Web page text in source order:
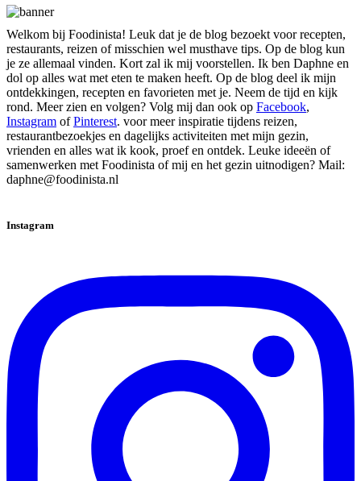
Welkom bij Foodinista! Leuk dat je de blog bezoekt voor recepten,
restaurants, reizen of misschien wel musthave tips. Op de blog kun
je ze allemaal vinden. Kort zal ik mij voorstellen. Ik ben Daphne en
dol op alles wat met eten te maken heeft. Op de blog deel ik mijn
ontdekkingen, recepten en favorieten met je. Neem de tijd en kijk
rond. Meer zien en volgen? Volg mij dan ook op Facebook,
Instagram ofPinterest. voor meer inspiratie tijdens reizen,
restaurantbezoekjes en dagelijks activiteiten met mijn gezin,
vrienden en alles wat ik kook, proef en ontdek. Leuke ideeën of
samenwerken met Foodinista of mij en het gezin uitnodigen? Mail:
daphne@foodinista.nl
Instagram